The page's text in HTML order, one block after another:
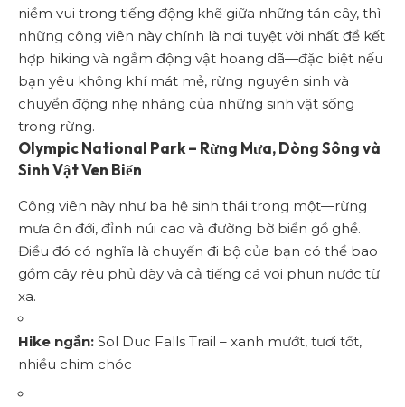
niềm vui trong tiếng động khẽ giữa những tán cây, thì
những công viên này chính là nơi tuyệt vời nhất để kết
hợp hiking và ngắm động vật hoang dã—đặc biệt nếu
bạn yêu không khí mát mẻ, rừng nguyên sinh và
chuyển động nhẹ nhàng của những sinh vật sống
trong rừng.
Olympic National Park – Rừng Mưa, Dòng Sông và
Sinh Vật Ven Biển
Công viên này như ba hệ sinh thái trong một—rừng
mưa ôn đới, đỉnh núi cao và đường bờ biển gồ ghề.
Điều đó có nghĩa là chuyến đi bộ của bạn có thể bao
gồm cây rêu phủ dày và cả tiếng cá voi phun nước từ
xa.
Hike ngắn: Sol Duc Falls Trail – xanh mướt, tươi tốt,
nhiều chim chóc